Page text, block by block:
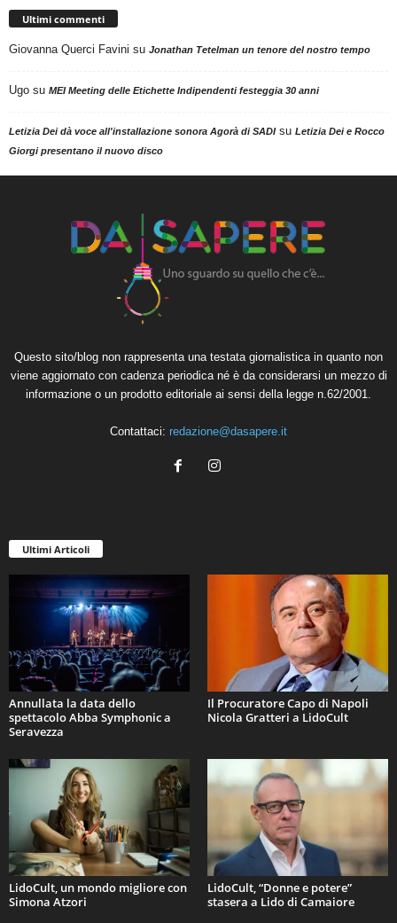
Ultimi commenti
Giovanna Querci Favini su Jonathan Tetelman un tenore del nostro tempo
Ugo su MEI Meeting delle Etichette Indipendenti festeggia 30 anni
Letizia Dei dà voce all'installazione sonora Agorà di SADIsu Letizia Dei e Rocco
Giorgi presentano il nuovo disco
Questo sito/blog non rappresenta una testata giornalistica in quanto non
viene aggiornato con cadenza periodica né è da considerarsi un mezzo di
informazione o un prodotto editoriale ai sensi della legge n.62/2001.
Contattaci: redazione@dasapere.it
Ultimi Articoli
Annullata la data dello
spettacolo Abba Symphonic a
Seravezza
Il Procuratore Capo di Napoli
Nicola Gratteri a LidoCult
LidoCult, un mondo migliore con
Simona Atzori
LidoCult, “Donne e potere”
stasera a Lido di Camaiore